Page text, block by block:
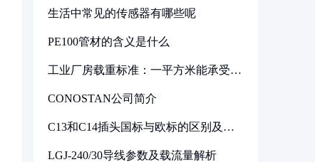
生活中常见的传感器有哪些呢
PE100管材的含义是什么
工业厂房载重标准：一平方米能承受多
CONOSTAN公司简介
C13和C14插头国标与欧标的区别及其
LGJ-240/30导线参数及载流量解析